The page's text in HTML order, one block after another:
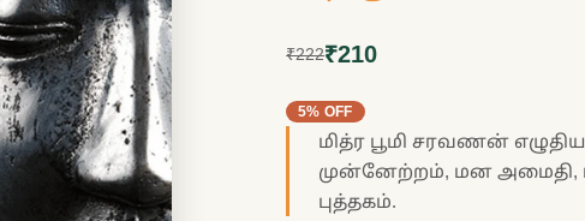
₹222₹210
5% OFF
மித்ர பூமி சரவணன்
முன்னேற்றம், மன அமைதி,
புத்தகம்.